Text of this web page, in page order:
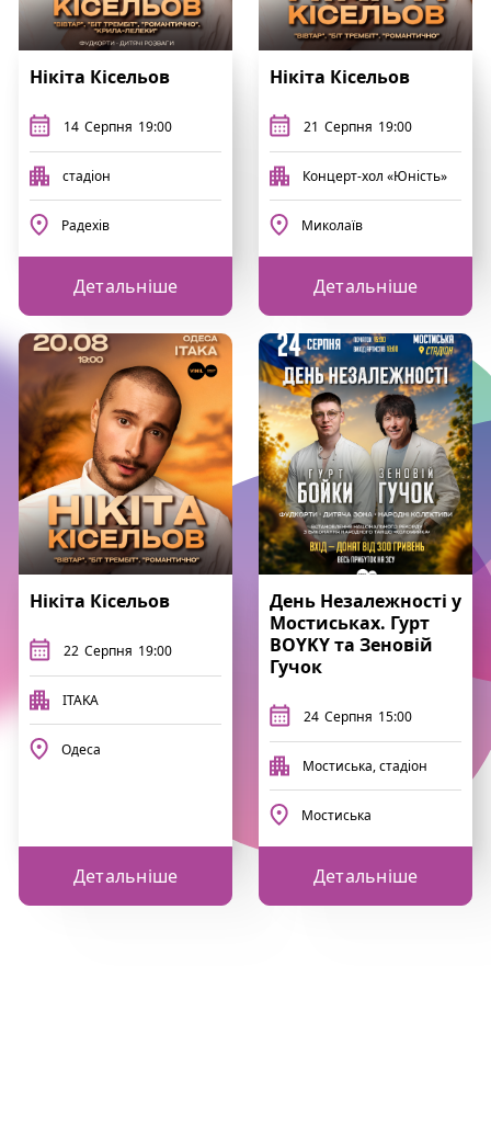
Нікіта Кісельов
14 Серпня 19:00
стадіон
Радехів
Детальніше
Нікіта Кісельов
21 Серпня 19:00
Концерт-хол «Юність»
Миколаїв
Детальніше
Нікіта Кісельов
22 Серпня 19:00
ITAKA
Одеса
Детальніше
День Незалежності у
Мостиськах. Гурт
BOYKY та Зеновій
Гучок
24 Серпня 15:00
Мостиська, стадіон
Мостиська
Детальніше